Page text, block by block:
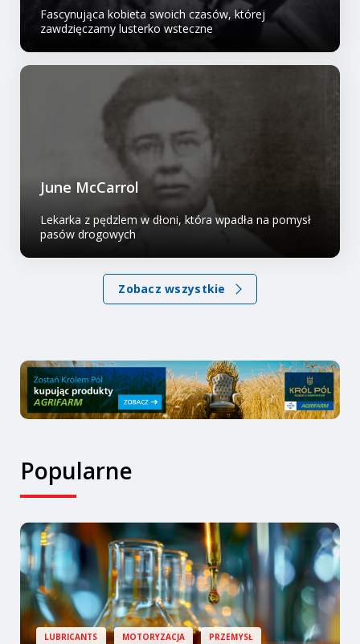
Fascynująca kobieta swoich czasów, której
zawdzięczamy lusterko wsteczne
June McCarrol
Lekarka z pędzlem w dłoni, która wpadła na pomysł
pasów drogowych
Zobacz wszystkie
Popularne
LUBRICANTS MOTORYZACJA PRZEMYSŁ